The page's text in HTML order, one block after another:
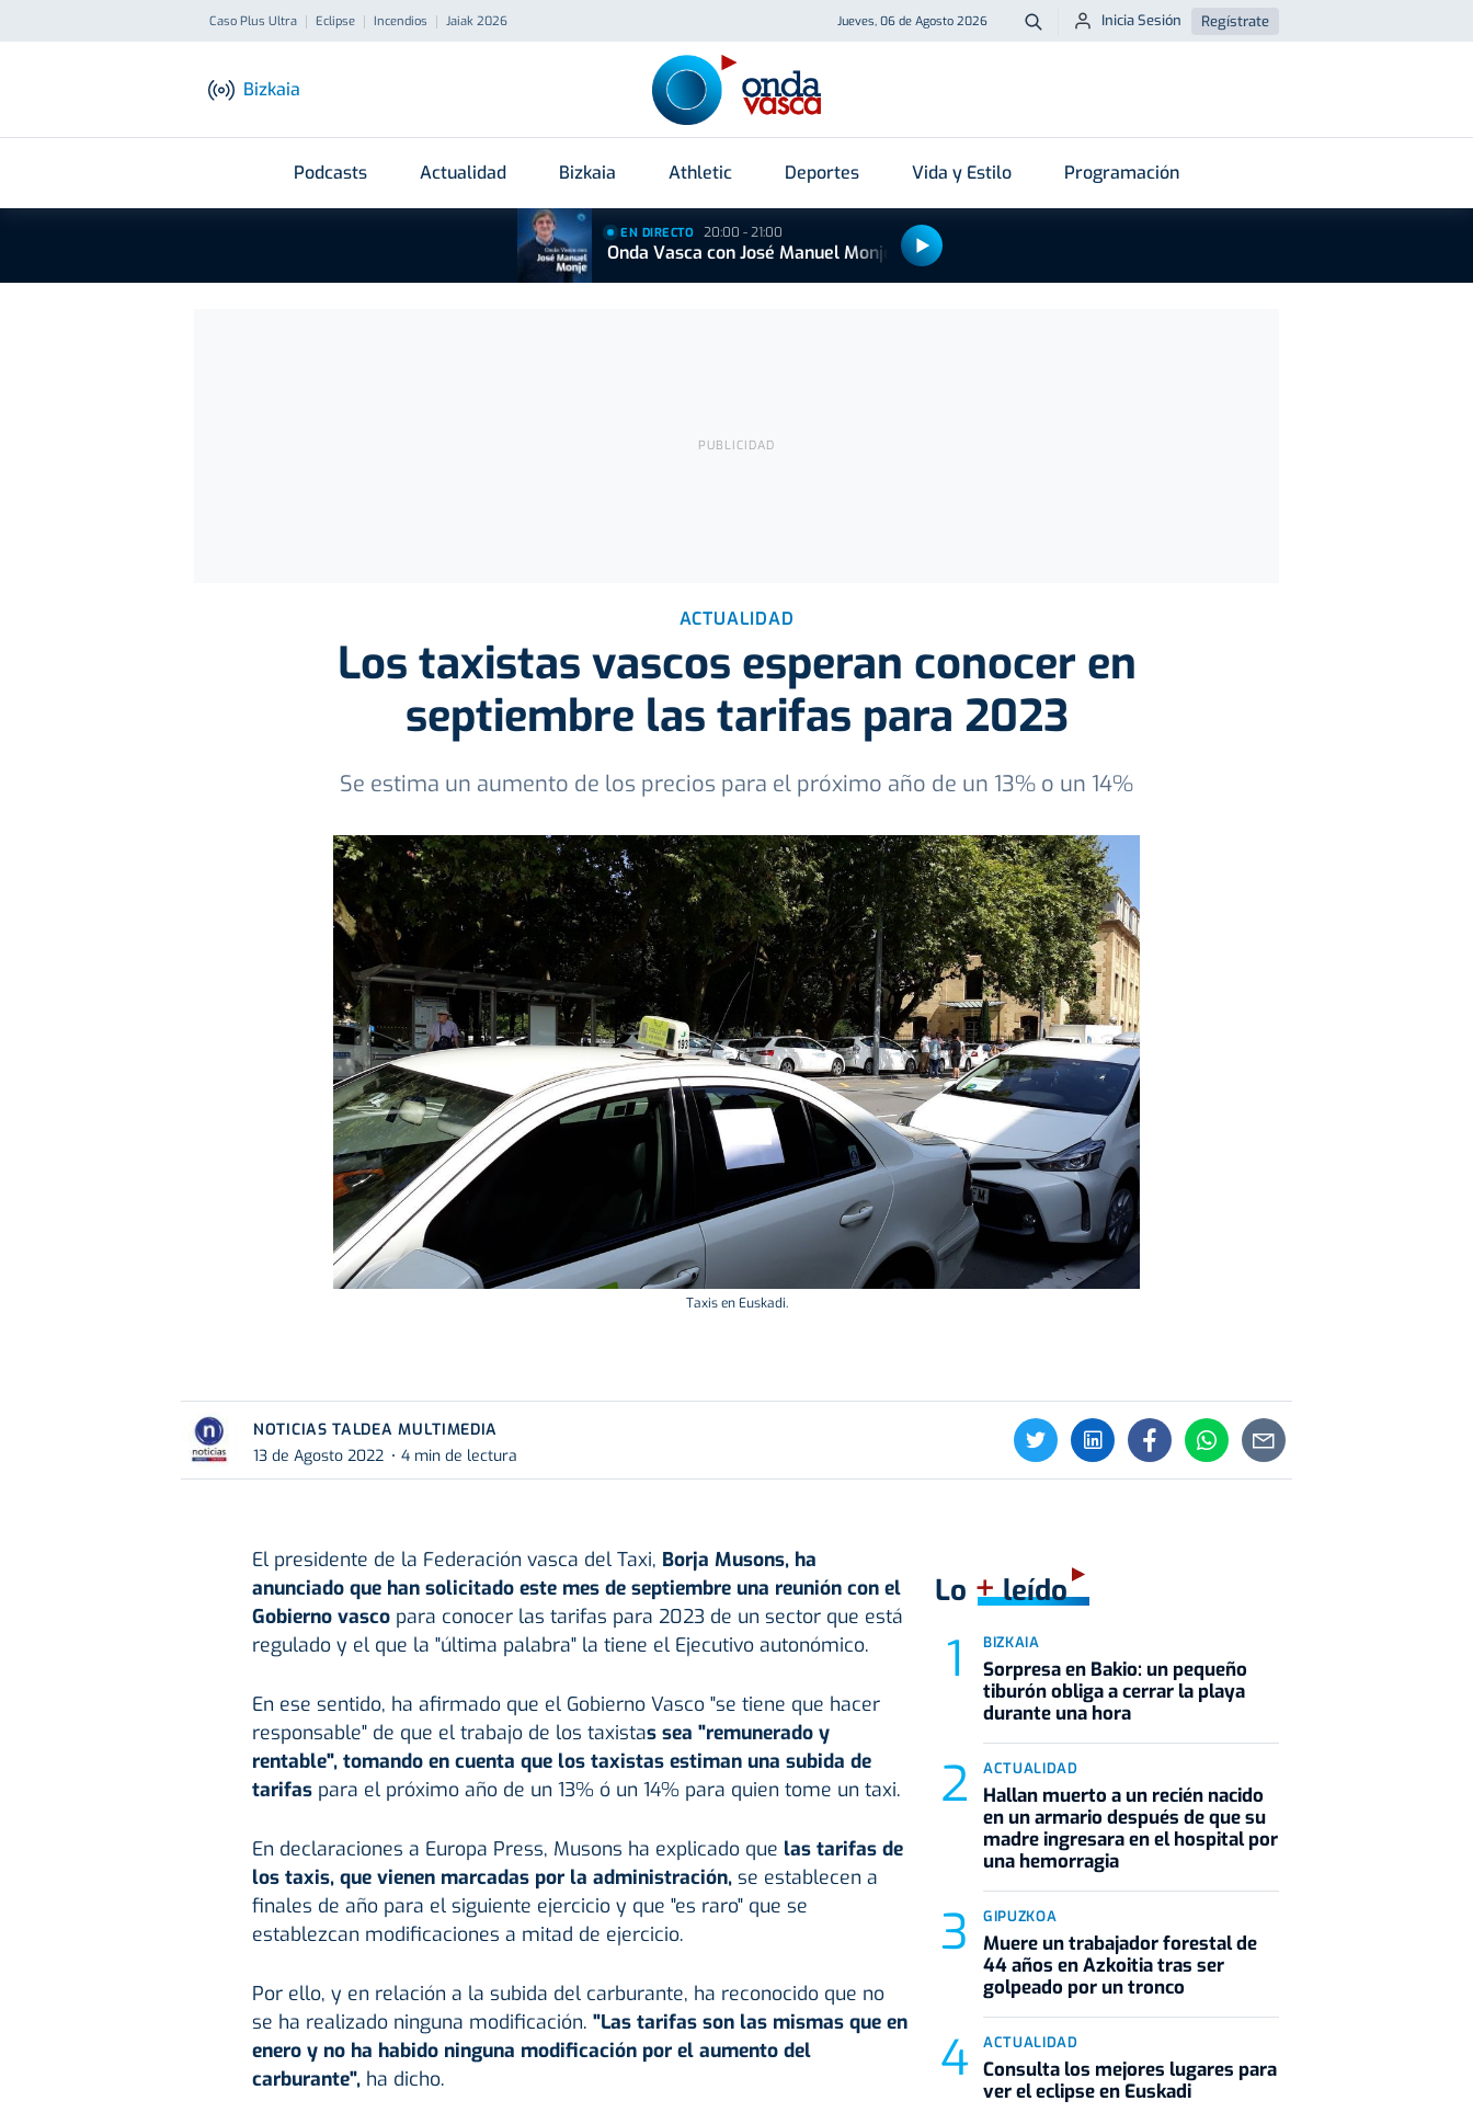
Caso Plus Ultra Eclipse Incendios Jaiak 2026 Jueves, 06 de Agosto 2026 Buscar
Inicia Sesión Regístrate
Bizkaia
Podcasts Actualidad Bizkaia Athletic Deportes Vida y Estilo Programación
EN DIRECTO 20:00 - 21:00
Onda Vasca con José Manuel Monje
ACTUALIDAD
Los taxistas vascos esperan conocer en
septiembre las tarifas para 2023
Se estima un aumento de los precios para el próximo año de un 13% o un 14%
Taxis en Euskadi.
NOTICIAS TALDEA MULTIMEDIA
13 de Agosto 2022
4 min de lectura
El presidente de la Federación vasca del Taxi, Borja Musons, ha
anunciado que han solicitado este mes de septiembre una reunión con el
Gobierno vascopara conocer las tarifas para 2023 de un sector que está
regulado y el que la "última palabra" la tiene el Ejecutivo autonómico.
En ese sentido, ha afirmado que el Gobierno Vasco "se tiene que hacer
responsable" de que el trabajo de los taxistas sea "remunerado y
rentable", tomando en cuenta que los taxistas estiman una subida de
tarifas para el próximo año de un 13% ó un 14% para quien tome un taxi.
En declaraciones a Europa Press, Musons ha explicado que las tarifas de
los taxis, que vienen marcadas por la administración, se establecen a
finales de año para el siguiente ejercicio y que "es raro" que se
establezcan modificaciones a mitad de ejercicio.
Por ello, y en relación a la subida del carburante, ha reconocido que no
se ha realizado ninguna modificación. "Las tarifas son las mismas que en
enero y no ha habido ninguna modificación por el aumento del
carburante", ha dicho.
Lo +leído
BIZKAIA
Sorpresa en Bakio: un pequeño
tiburón obliga a cerrar la playa
durante una hora
ACTUALIDAD
Hallan muerto a un recién nacido
en un armario después de que su
madre ingresara en el hospital por
una hemorragia
GIPUZKOA
Muere un trabajador forestal de
44 años en Azkoitia tras ser
golpeado por un tronco
ACTUALIDAD
Consulta los mejores lugares para
ver el eclipse en Euskadi